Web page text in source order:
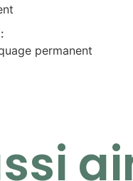
permanent